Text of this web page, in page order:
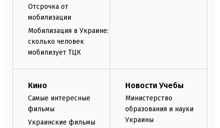
Отсрочка от
мобилизации
Мобилизация в Украине:
сколько человек
мобилизует ТЦК
Кино
Самые интересные
фильмы
Украинские фильмы
Новости Учебы
Министерство
образования и науки
Украины